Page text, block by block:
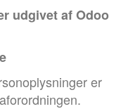
udgivet af Odoo
er